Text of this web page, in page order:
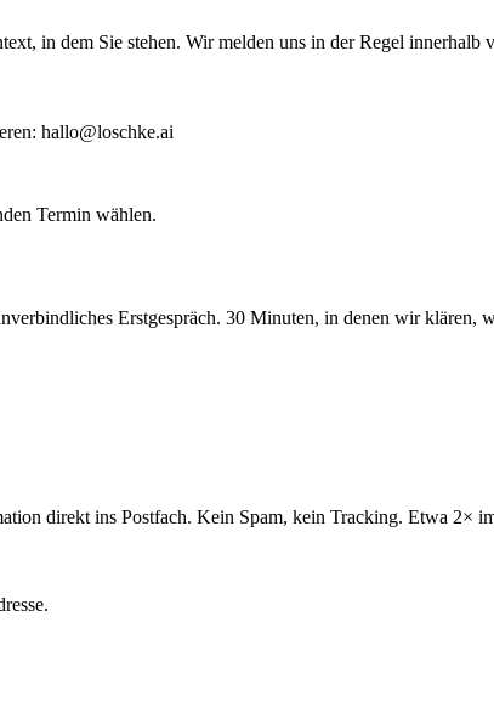
in dem Sie stehen. Wir melden uns in der Regel innerhalb
hallo@loschke.ai
Termin wählen.
Erstgespräch. 30 Minuten, in denen wir klären,
direkt ins Postfach. Kein Spam, kein Tracking. Etwa 2×